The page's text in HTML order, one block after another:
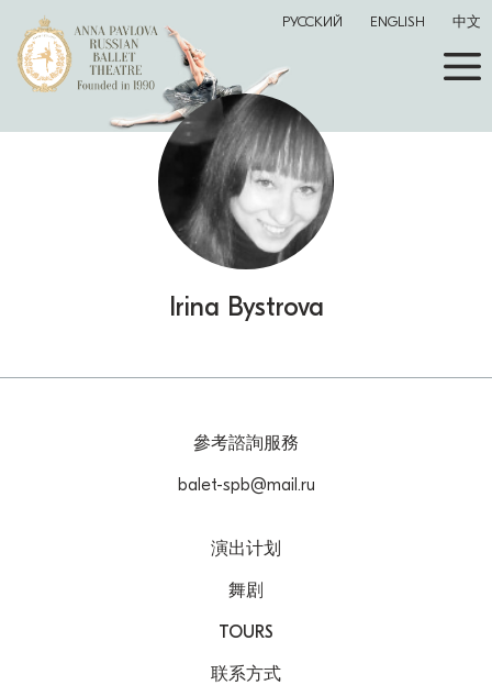
РУССКИЙ ENGLISH 中文
Irina Bystrova
演出计划
舞剧
TOURS
联系方式
參考諮詢服務
balet-spb@mail.ru